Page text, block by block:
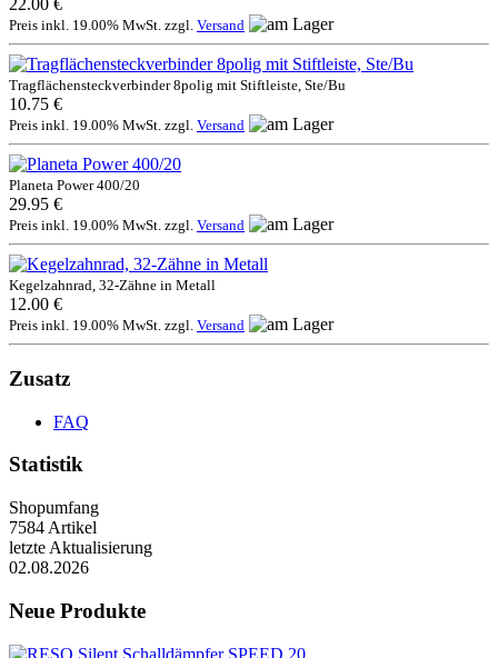
22.00 €
Preis inkl. 19.00% MwSt. zzgl. Versand
Tragflächensteckverbinder 8polig mit Stiftleiste, Ste/Bu
10.75 €
Preis inkl. 19.00% MwSt. zzgl. Versand
Planeta Power 400/20
29.95 €
Preis inkl. 19.00% MwSt. zzgl. Versand
Kegelzahnrad, 32-Zähne in Metall
12.00 €
Preis inkl. 19.00% MwSt. zzgl. Versand
Zusatz
FAQ
Statistik
Shopumfang
7584 Artikel
letzte Aktualisierung
02.08.2026
Neue Produkte